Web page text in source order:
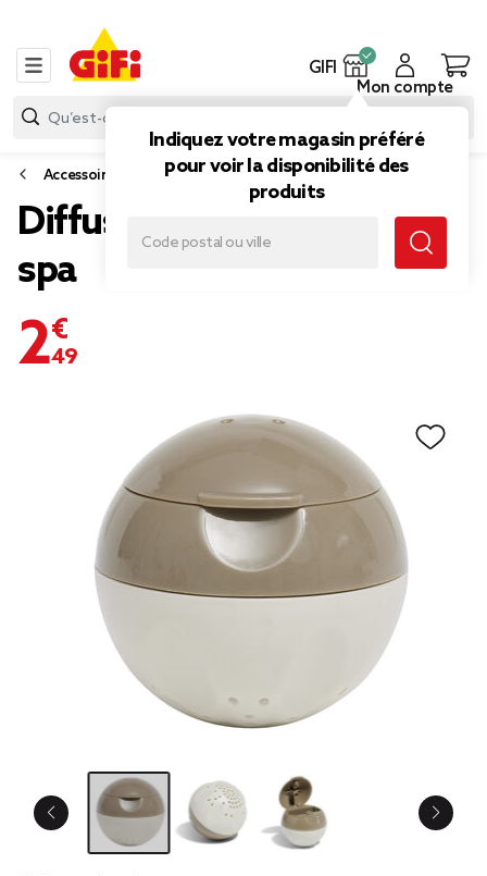
GIFI
Indiquez votre magasin préféré
pour voir la disponibilité des
produits
Mon compte
Accessoires et entretien piscine et spa
Diffuseur traitement pour
spa
2,49 €